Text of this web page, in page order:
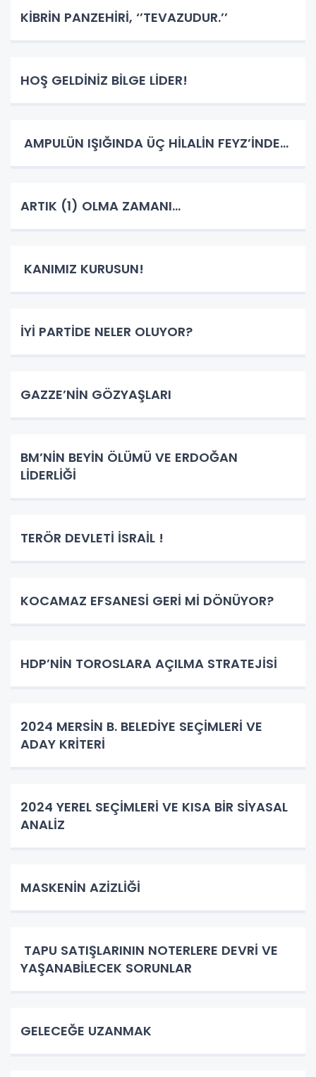
KİBRİN PANZEHİRİ, ‘’TEVAZUDUR.’’
HOŞ GELDİNİZ BİLGE LİDER!
AMPULÜN IŞIĞINDA ÜÇ HİLALİN FEYZ’İNDE…
ARTIK (1) OLMA ZAMANI…
KANIMIZ KURUSUN!
İYİ PARTİDE NELER OLUYOR?
GAZZE’NİN GÖZYAŞLARI
BM’NİN BEYİN ÖLÜMÜ VE ERDOĞAN
LİDERLİĞİ
TERÖR DEVLETİ İSRAİL !
KOCAMAZ EFSANESİ GERİ Mİ DÖNÜYOR?
HDP’NİN TOROSLARA AÇILMA STRATEJİSİ
2024 MERSİN B. BELEDİYE SEÇİMLERİ VE
ADAY KRİTERİ
2024 YEREL SEÇİMLERİ VE KISA BİR SİYASAL
ANALİZ
MASKENİN AZİZLİĞİ
TAPU SATIŞLARININ NOTERLERE DEVRİ VE
YAŞANABİLECEK SORUNLAR
GELECEĞE UZANMAK